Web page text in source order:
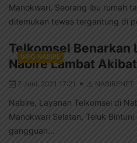
Manokwari, Seorang ibu rumah
ditemukan tewas tergantung di
INFO NABIRE
Telkomsel Benarkan
Nabire Lambat
7 Juni, 2021 17:21 NABIRENET
Nabire, Layanan Telkomsel di
Manokwari Selatan, Teluk
gangguan...